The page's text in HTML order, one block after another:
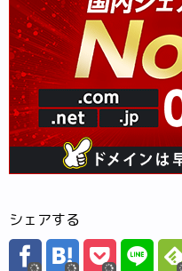
シェアする